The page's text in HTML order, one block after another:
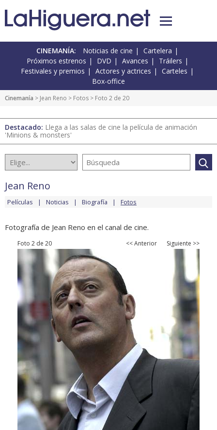
CINEMANÍA: Noticias de cine
Cartelera
Próximos estrenos
DVD Avances
Tráilers
Festivales y premios
Actores y actrices
Carteles
Box-office
Cinemanía > Jean Reno > Fotos > Foto 2 de 20
Destacado: Llega a las salas de cine la película de animación
'Minions & monsters'
Jean Reno
Películas Noticias Biografía Fotos
Fotografía de Jean Reno en el canal de cine.
Foto 2 de 20 << Anterior Siguiente >>